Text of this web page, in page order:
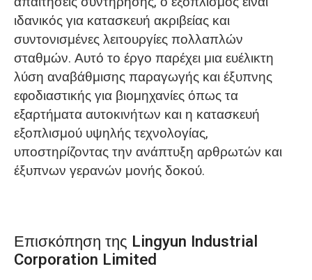
ιδανικός για κατασκευή ακριβείας και
συντονισμένες λειτουργίες πολλαπλών
σταθμών. Αυτό το έργο παρέχει μια ευέλικτη
λύση αναβάθμισης παραγωγής και έξυπνης
εφοδιαστικής για βιομηχανίες όπως τα
εξαρτήματα αυτοκινήτων και η κατασκευή
εξοπλισμού υψηλής τεχνολογίας,
υποστηρίζοντας την ανάπτυξη αρθρωτών και
έξυπνων γερανών μονής δοκού.
Επισκόπηση της Lingyun Industrial
Corporation Limited